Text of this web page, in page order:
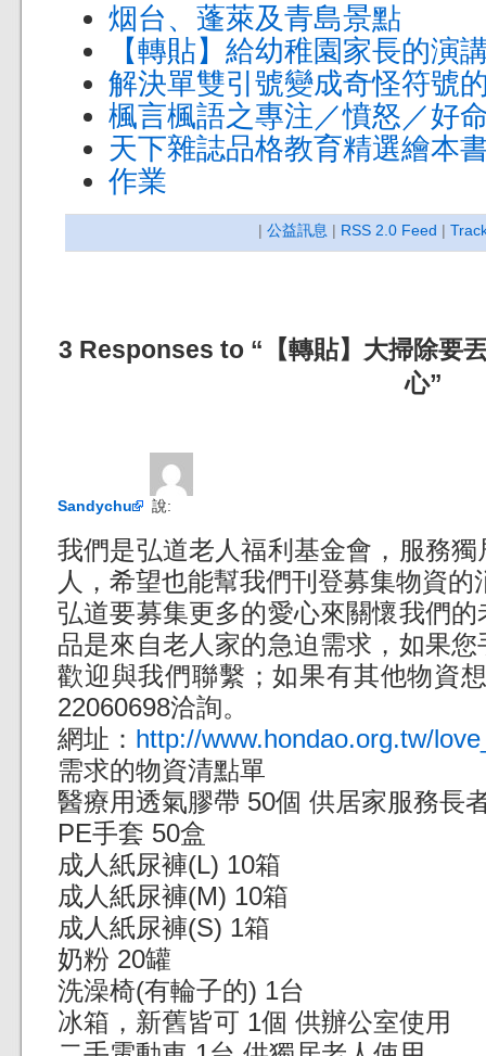
烟台、蓬萊及青島景點
【轉貼】給幼稚園家長的演
解決單雙引號變成奇怪符號
楓言楓語之專注／憤怒／好
天下雜誌品格教育精選繪本
作業
| 公益訊息 | RSS 2.0 Feed |
3 Responses to “【轉貼】大掃除要
心”
Sandychu 說:
我們是弘道老人福利基金會，服務
人，希望也能幫我們刊登募集物資的
弘道要募集更多的愛心來關懷我們
品是來自老人家的急迫需求，如果
歡迎與我們聯繫；如果有其他物資
22060698洽詢。
網址： http://www.hondao.org.tw/
需求的物資清點單
醫療用透氣膠帶 50個 供居家服務長
PE手套 50盒
成人紙尿褲(L) 10箱
成人紙尿褲(M) 10箱
成人紙尿褲(S) 1箱
奶粉 20罐
洗澡椅(有輪子的) 1台
冰箱，新舊皆可 1個 供辦公室使用